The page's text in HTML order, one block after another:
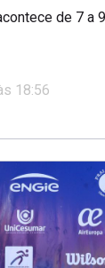
de 7 a
18:56